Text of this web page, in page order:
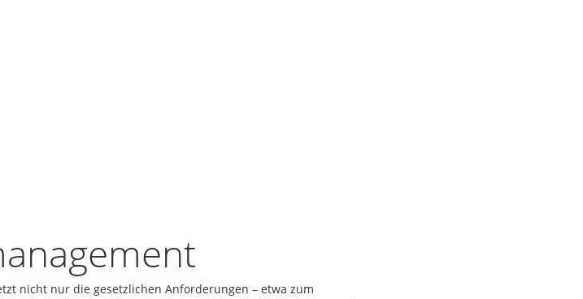
nicht nur die gesetzlichen Anforderungen – etwa zum